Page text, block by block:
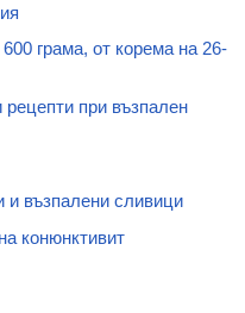
грама, от корема на 26-
при възпален
възпалени сливици
конюнктивит